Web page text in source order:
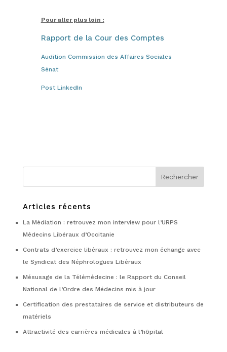
Pour aller plus loin :
Rapport de la Cour des Comptes
Audition Commission des Affaires Sociales
Sénat
Post LinkedIn
Articles récents
La Médiation : retrouvez mon interview pour l’URPS
Médecins Libéraux d’Occitanie
Contrats d’exercice libéraux : retrouvez mon échange avec
le Syndicat des Néphrologues Libéraux
Mésusage de la Télémédecine : le Rapport du Conseil
National de l’Ordre des Médecins mis à jour
Certification des prestataires de service et distributeurs de
matériels
Attractivité des carrières médicales à l’hôpital